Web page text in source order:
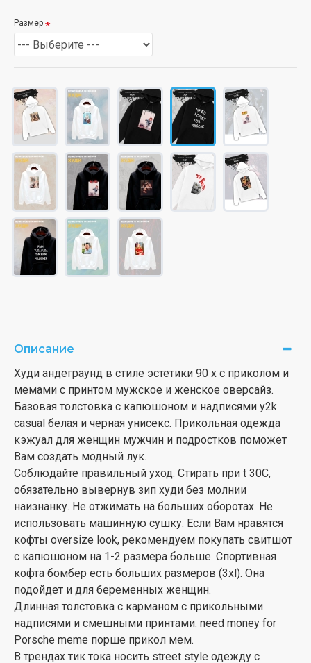
Размер
Описание
Худи андеграунд в стиле эстетики 90 х с приколом и
мемами с принтом мужское и женское оверсайз.
Базовая толстовка с капюшоном и надписями y2k
casual белая и черная унисекс. Прикольная одежда
кэжуал для женщин мужчин и подростков поможет
Вам создать модный лук.
Соблюдайте правильный уход. Стирать при t 30С,
обязательно вывернув зип худи без молнии
наизнанку. Не отжимать на больших оборотах. Не
использовать машинную сушку. Если Вам нравятся
кофты oversize look, рекомендуем покупать свитшот
с капюшоном на 1-2 размера больше. Спортивная
кофта бомбер есть больших размеров (3xl). Она
подойдет и для беременных женщин.
Длинная толстовка с карманом с прикольными
надписями и смешными принтами: need money for
Porsche meme порше прикол мем.
В трендах тик тока носить street style одежду с